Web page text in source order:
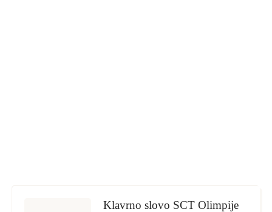
Klavrno slovo SCT Olimpije